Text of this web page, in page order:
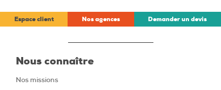
Espace client Nos agences Demander un devis
Nous connaître
Nos missions